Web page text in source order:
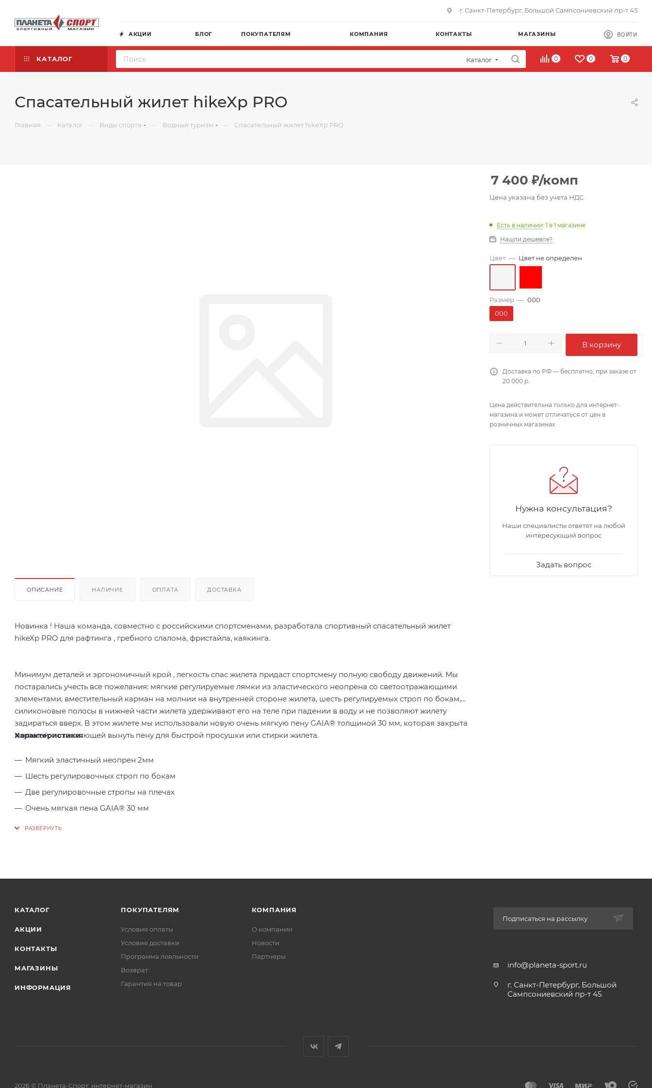
г. Санкт-Петербург, Большой Сампсониевский пр-т 45
АКЦИИ БЛОГ ПОКУПАТЕЛЯМ КОМПАНИЯ КОНТАКТЫ МАГАЗИНЫ ВОЙТИ
КАТАЛОГ Каталог 0 0 0
Спасательный жилет hikeXp PRO
Главная — Каталог — Виды спорта — Водный туризм — Спасательный жилет hikeXp PRO
ОПИСАНИЕ НАЛИЧИЕ ОПЛАТА ДОСТАВКА
Новинка ! Наша команда, совместно с российскими спортсменами, разработала спортивный спасательный жилет
hikeXp PRO для рафтинга , гребного слалома, фристайла, каякинга.
Минимум деталей и эргономичный крой , легкость спас жилета придаст спортсмену полную свободу движений. Мы
постарались учесть все пожелания: мягкие регулируемые лямки из эластического неопрена со светоотражающими
элементами, вместительный карман на молнии на внутренней стороне жилета, шесть регулируемых строп по бокам,
силиконовые полосы в нижней части жилета удерживают его на теле при падении в воду и не позволяют жилету
задираться вверх. В этом жилете мы использовали новую очень мягкую пену GAIA® толщиной 30 мм, которая закрыта
молнией, позволяющей вынуть пену для быстрой просушки или стирки жилета.
Характеристики:
Мягкий эластичный неопрен 2мм
Шесть регулировочных строп по бокам
Две регулировочные стропы на плечах
Очень мягкая пена GAIA® 30 мм
Внешний и внутренний материалы - 100% нейлон.
7 400 ₽/комп
Цена указана без учета НДС
Есть в наличии: 1 в 1 магазине
Нашли дешевле?
Цвет — Цвет не определен
Размер — 000
000
В корзину
Доставка по РФ — бесплатно, при заказе от
20 000 р.
Цена действительна только для интернет-
магазина и может отличаться от цен в
розничных магазинах
Нужна консультация?
Наши специалисты ответят на любой
интересующий вопрос
Задать вопрос
КАТАЛОГ
АКЦИИ
КОНТАКТЫ
МАГАЗИНЫ
ИНФОРМАЦИЯ
ПОКУПАТЕЛЯМ
Условия оплаты
Условия доставки
Программа лояльности
Возврат
Гарантия на товар
КОМПАНИЯ
О компании
Новости
Партнеры
Подписаться на рассылку
info@planeta-sport.ru
г. Санкт-Петербург, Большой
Сампсониевский пр-т 45
2026 © Планета-Спорт: интернет-магазин